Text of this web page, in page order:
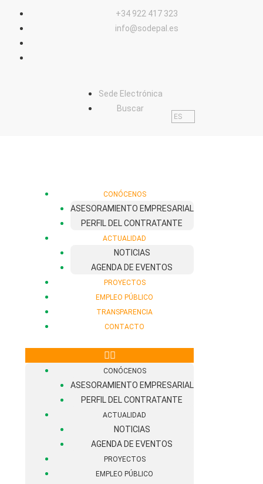
+34 922 417 323
info@sodepal.es
Sede Electrónica
Buscar
ES
CONÓCENOS
ASESORAMIENTO EMPRESARIAL
PERFIL DEL CONTRATANTE
ACTUALIDAD
NOTICIAS
AGENDA DE EVENTOS
PROYECTOS
EMPLEO PÚBLICO
TRANSPARENCIA
CONTACTO
CONÓCENOS
ASESORAMIENTO EMPRESARIAL
PERFIL DEL CONTRATANTE
ACTUALIDAD
NOTICIAS
AGENDA DE EVENTOS
PROYECTOS
EMPLEO PÚBLICO